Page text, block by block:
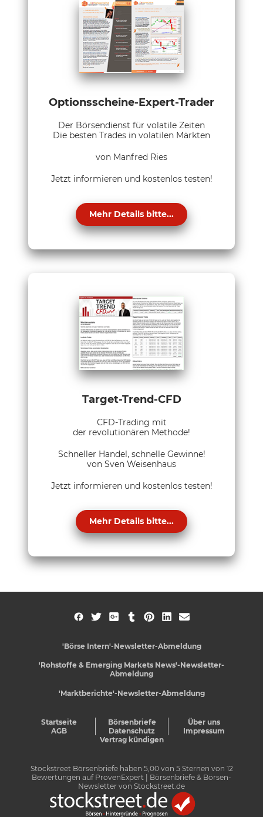
Optionsscheine-Expert-Trader
Der Börsendienst für volatile Zeiten
Die besten Trades in volatilen Märkten
von Manfred Ries
Jetzt informieren und kostenlos testen!
Mehr Details bitte...
Target-Trend-CFD
CFD-Trading mit
der revolutionären Methode!
Schneller Handel, schnelle Gewinne!
von Sven Weisenhaus
Jetzt informieren und kostenlos testen!
Mehr Details bitte...
'Börse Intern'-Newsletter-Abmeldung
'Rohstoffe & Emerging Markets News'-Newsletter-
Abmeldung
'Marktberichte'-Newsletter-Abmeldung
Startseite Börsenbriefe
Über uns
AGB
Datenschutz
Impressum
Vertrag kündigen
Stockstreet Börsenbriefe haben 5,00von 5Sternen von 12
Bewertungen auf ProvenExpert
| Börsenbriefe & Börsen-
Newsletter von Stockstreet.de